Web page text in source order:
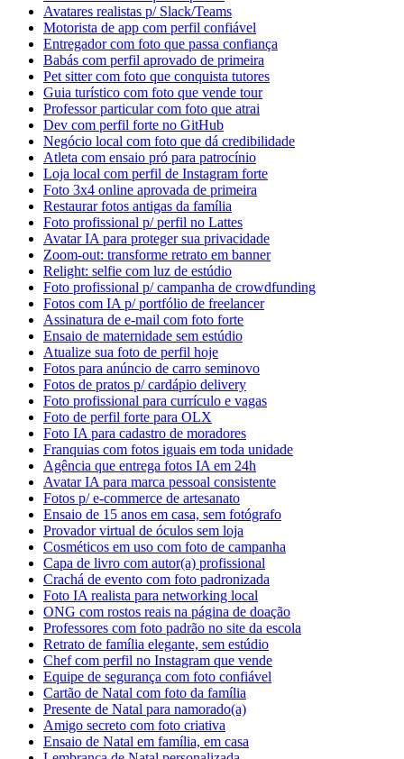
Avatares realistas p/ Slack/Teams
Motorista de app com perfil confiável
Entregador com foto que passa confiança
Babás com perfil aprovado de primeira
Pet sitter com foto que conquista tutores
Guia turístico com foto que vende tour
Professor particular com foto que atrai
Dev com perfil forte no GitHub
Negócio local com foto que dá credibilidade
Atleta com ensaio pró para patrocínio
Loja local com perfil de Instagram forte
Foto 3x4 online aprovada de primeira
Restaurar fotos antigas da família
Foto profissional p/ perfil no Lattes
Avatar IA para proteger sua privacidade
Zoom-out: transforme retrato em banner
Relight: selfie com luz de estúdio
Foto profissional p/ campanha de crowdfunding
Fotos com IA p/ portfólio de freelancer
Assinatura de e-mail com foto forte
Ensaio de maternidade sem estúdio
Atualize sua foto de perfil hoje
Fotos para anúncio de carro seminovo
Fotos de pratos p/ cardápio delivery
Foto profissional para currículo e vagas
Foto de perfil forte para OLX
Foto IA para cadastro de moradores
Franquias com fotos iguais em toda unidade
Agência que entrega fotos IA em 24h
Avatar IA para marca pessoal consistente
Fotos p/ e-commerce de artesanato
Ensaio de 15 anos em casa, sem fotógrafo
Provador virtual de óculos sem loja
Cosméticos em uso com foto de campanha
Capa de livro com autor(a) profissional
Crachá de evento com foto padronizada
Foto IA realista para networking local
ONG com rostos reais na página de doação
Professores com foto padrão no site da escola
Retrato de família elegante, sem estúdio
Chef com perfil no Instagram que vende
Equipe de segurança com foto confiável
Cartão de Natal com foto da família
Presente de Natal para namorado(a)
Amigo secreto com foto criativa
Ensaio de Natal em família, em casa